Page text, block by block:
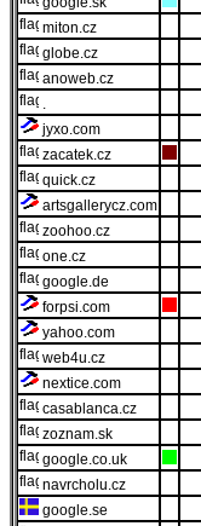
miton.cz
globe.cz
anoweb.cz
.
jyxo.com
zacatek.cz
quick.cz
artsgallerycz.com
zoohoo.cz
one.cz
google.de
forpsi.com
yahoo.com
web4u.cz
nextice.com
casablanca.cz
zoznam.sk
google.co.uk
navrcholu.cz
google.se